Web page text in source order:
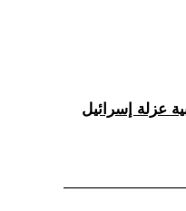
عزلة إسرائيل